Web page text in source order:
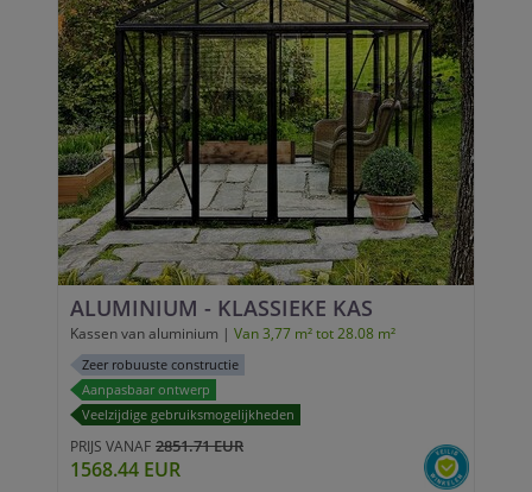
ALUMINIUM - KLASSIEKE KAS
Kassen van aluminium | Van 3,77 m² tot 28.08 m²
Zeer robuuste constructie
Aanpasbaar ontwerp
Veelzijdige gebruiksmogelijkheden
PRIJS VANAF 2851.71 EUR
1568.44 EUR